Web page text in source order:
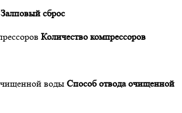
Залповый сброс
Количество компрессоров
Способ отвода очищенной